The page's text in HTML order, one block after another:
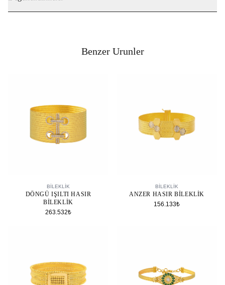
Benzer Urunler
BİLEKLİK
DÖNGÜ IŞILTI HASIR
BILEKLIK
263.532₺
BİLEKLİK
ANZER HASIR BILEKLIK
156.133₺